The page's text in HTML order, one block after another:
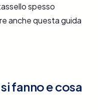
spesso
anche questa guida
fanno e cosa